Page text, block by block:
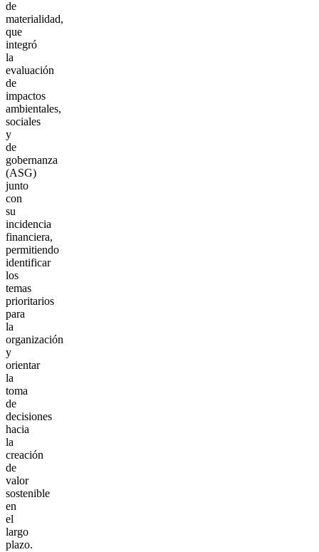
de
materialidad,
que
integró
la
evaluación
de
impactos
ambientales,
sociales
y
de
gobernanza
(ASG)
junto
con
su
incidencia
financiera,
permitiendo
identificar
los
temas
prioritarios
para
la
organización
y
orientar
la
toma
de
decisiones
hacia
la
creación
de
valor
sostenible
en
el
largo
plazo.